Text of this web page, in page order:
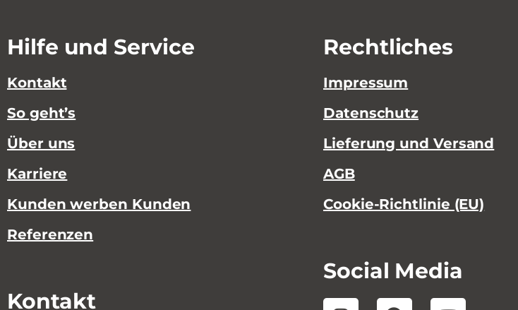
Hilfe und Service
Kontakt
So geht’s
Über uns
Karriere
Kunden werben Kunden
Referenzen
Kontakt
Rechtliches
Impressum
Datenschutz
Lieferung und Versand
AGB
Cookie-Richtlinie (EU)
Social Media